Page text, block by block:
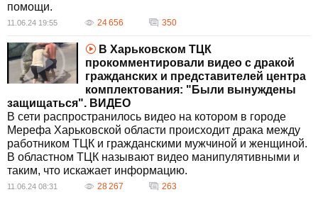
помощи.
11.06.24 19:55 24 656 350
В Харьковском ТЦК
прокомментировали видео с дракой
гражданских и представителей центра
комплектования: "Были вынуждены
защищаться". ВИДЕО
В сети распространилось видео на котором в городе
Мерефа Харьковской области происходит драка между
работником ТЦК и гражданскими мужчиной и женщиной.
В областном ТЦК называют видео манипулятивными и
таким, что искажает информацию.
11.06.24 08:31 28 267 263